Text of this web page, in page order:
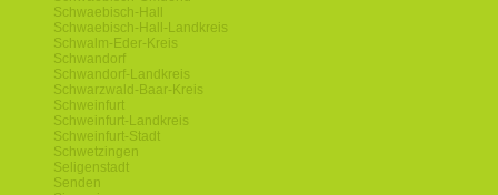
Schwaebisch-Hall
Schwaebisch-Hall-Landkreis
Schwalm-Eder-Kreis
Schwandorf
Schwandorf-Landkreis
Schwarzwald-Baar-Kreis
Schweinfurt
Schweinfurt-Landkreis
Schweinfurt-Stadt
Schwetzingen
Seligenstadt
Senden